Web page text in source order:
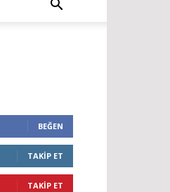
BEĞEN
TAKIP ET
TAKIP ET